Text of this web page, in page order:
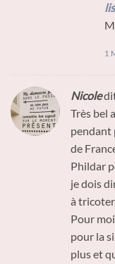
1
Nicole
Très bel
pendant
de
Phildar
je dois
à
Pour
pour la
plus et